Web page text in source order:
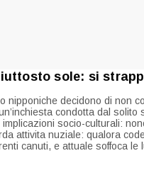
sole: si
nipponiche decidono di
condotta dal
socio-culturali:
attivita nuziale: qualora
canuti, e attuale soffoca le